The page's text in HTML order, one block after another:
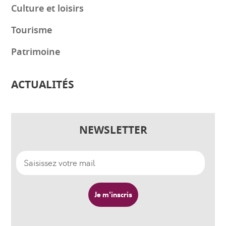
Culture et loisirs
Tourisme
Patrimoine
ACTUALITÉS
NEWSLETTER